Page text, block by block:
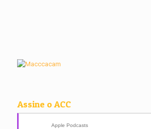
Assine o ACC
Apple Podcasts